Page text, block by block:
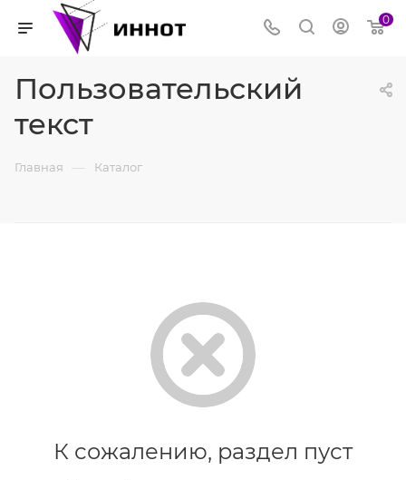
0
Пользовательский
текст
Главная — Каталог
К сожалению, раздел пуст